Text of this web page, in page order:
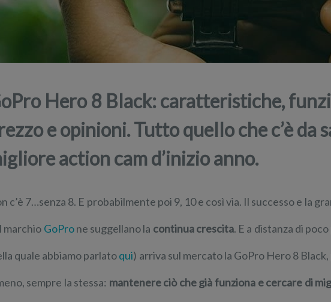
Hero 8 Black: caratteristiche,
e opinioni. Tutto quello che c’è da
action cam d’inizio anno.
c’è 7…senza 8. E probabilmente poi 9, 10 e così via. Il successo e la
marchio GoProne suggellano la continua crescita. E a distanza di
quale abbiamo parlatoqui) arriva sul mercato la GoPro Hero 8
sempre la stessa: mantenere ciò che già funziona e cercare di